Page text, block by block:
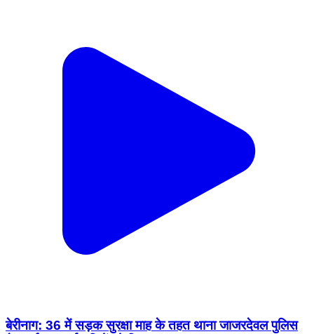
बेरीनाग: 36 में सड़क सुरक्षा माह के तहत थाना जाजरदेवल पुलिस